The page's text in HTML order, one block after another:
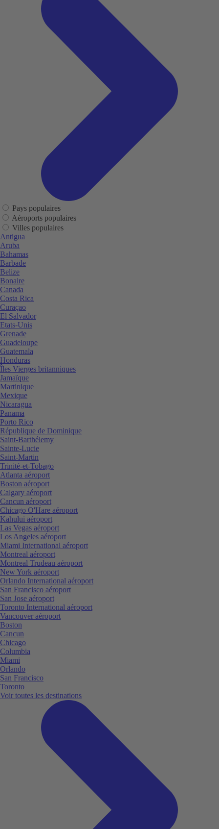
Pays populaires
Aéroports populaires
Villes populaires
Antigua
Aruba
Bahamas
Barbade
Belize
Bonaire
Canada
Costa Rica
Curaçao
El Salvador
Etats-Unis
Grenade
Guadeloupe
Guatemala
Honduras
Îles Vierges britanniques
Jamaïque
Martinique
Mexique
Nicaragua
Panama
Porto Rico
République de Dominique
Saint-Barthélemy
Sainte-Lucie
Saint-Martin
Trinité-et-Tobago
Atlanta aéroport
Boston aéroport
Calgary aéroport
Cancun aéroport
Chicago O'Hare aéroport
Kahului aéroport
Las Vegas aéroport
Los Angeles aéroport
Miami International aéroport
Montreal aéroport
Montreal Trudeau aéroport
New York aéroport
Orlando International aéroport
San Francisco aéroport
San Jose aéroport
Toronto International aéroport
Vancouver aéroport
Boston
Cancun
Chicago
Columbia
Miami
Orlando
San Francisco
Toronto
Voir toutes les destinations